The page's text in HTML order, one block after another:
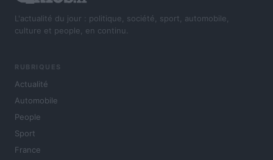
L'actualité du jour : politique, société, sport, automobile,
culture et people, en continu.
RUBRIQUES
Actualité
Automobile
People
Sport
France